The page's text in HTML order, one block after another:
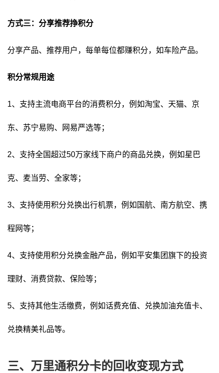
方式三：分享推荐挣积分
分享产品、推荐用户，每单每位都赚积分，如车险产品。
积分常规用途
1、支持主流电商平台的消费积分，例如淘宝、天猫、京
东、苏宁易购、网易严选等；
2、支持全国超过50万家线下商户的商品兑换，例如星巴
克、麦当劳、全家等；
3、支持使用积分兑换出行机票，例如国航、南方航空、携
程网等；
4、支持使用积分兑换金融产品，例如平安集团旗下的投资
理财、消费贷款、保险等；
5、支持其他生活缴费，例如话费充值、兑换加油充值卡、
兑换精美礼品等。
三、万里通积分卡的回收变现方式